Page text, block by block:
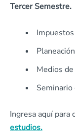
Tercer Semestre.
Medios
Ingresa aquí para
estudios.